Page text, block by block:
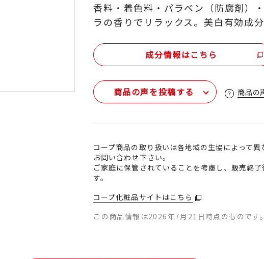
香料・着色料・パラベン（防腐剤）
ラの香りでリラックス。美白有効成
成分情報はこちら
商品の声を投稿する 商品の
コープ商品の取り扱いは各地域の生協によって
お問い合わせ下さい。
ご家庭に保管されていることを考慮し、販売終
す。
コープ化粧品サイトはこちら
この商品情報は2026年7月21日時点のものです。